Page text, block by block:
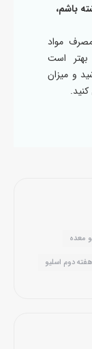
باشم،
مواد
است
و میزان
معده
دوم اسلیو